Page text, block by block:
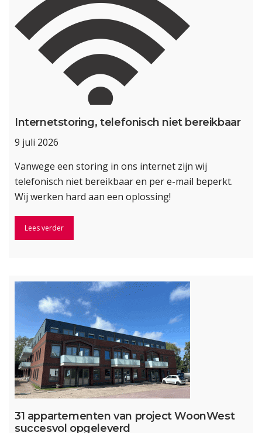
Internetstoring, telefonisch niet bereikbaar
9 juli 2026
Vanwege een storing in ons internet zijn wij
telefonisch niet bereikbaar en per e-mail beperkt.
Wij werken hard aan een oplossing!
Lees verder
31 appartementen van project WoonWest
succesvol opgeleverd